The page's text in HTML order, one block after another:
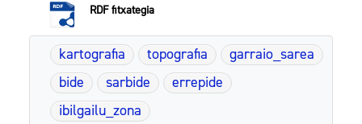
RDF fitxategia
kartografia topografia
garraio_sarea
bide
sarbide
errepide
ibilgailu_zona